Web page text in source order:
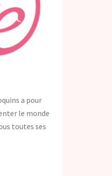
a pour
le monde
toutes ses